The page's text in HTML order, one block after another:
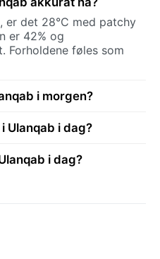
er det 28°C med patchy
er 42% og
Forholdene føles som
i morgen?
Ulanqab i dag?
i dag?